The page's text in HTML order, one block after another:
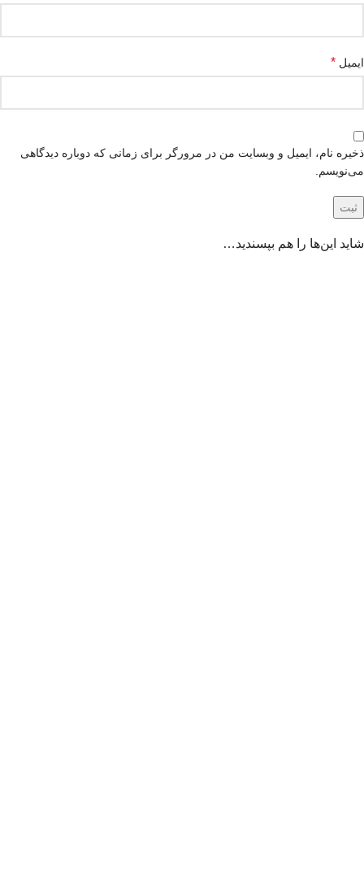
ایمیل *
ذخیره نام، ایمیل و وبسایت من در مرورگر برای زمانی که دوباره دیدگاهی
می‌نویسم.
شاید این‌ها را هم بپسندید…